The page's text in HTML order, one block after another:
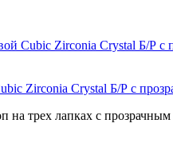
Zirconia Crystal Б/Р с
на трех лапках с